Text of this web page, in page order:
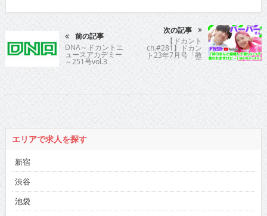
前の記事
DNA～ドカントニ
ュースアカデミー
～251号vol.3
次の記事
【ドカント
ch.#281】ドカン
ト23年7月号「教
えてパイセン！直
撃インタビュー!!」
パーパーさんの動
画第3弾！【パーパ
ーさん3/3】
エリアで求人を探す
新宿
渋谷
池袋